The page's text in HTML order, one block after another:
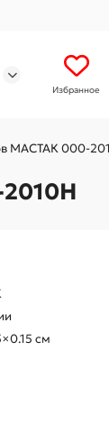
Избранное
МАСТАК 000-
см